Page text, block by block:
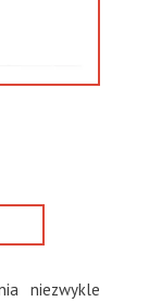
niezwykle